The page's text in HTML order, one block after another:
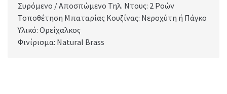
Συρόμενο / Αποσπώμενο Τηλ. Ντους: 2 Ροών
Τοποθέτηση Μπαταρίας Κουζίνας: Νεροχύτη ή Πάγκο
Υλικό: Ορείχαλκος
Φινίρισμα: Natural Brass